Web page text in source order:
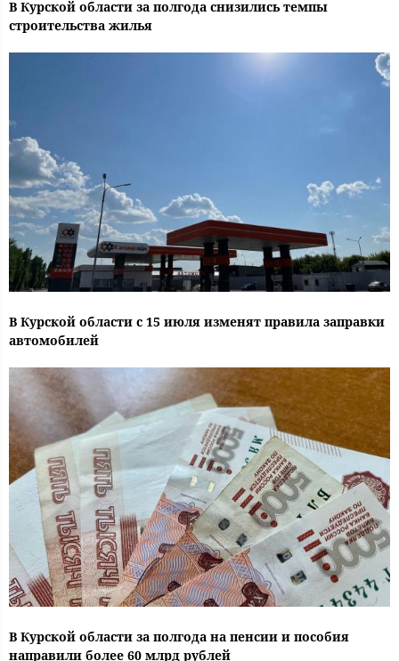
В Курской области за полгода снизились темпы
строительства жилья
В Курской области с 15 июля изменят правила заправки
автомобилей
В Курской области за полгода на пенсии и пособия
направили более 60 млрд рублей